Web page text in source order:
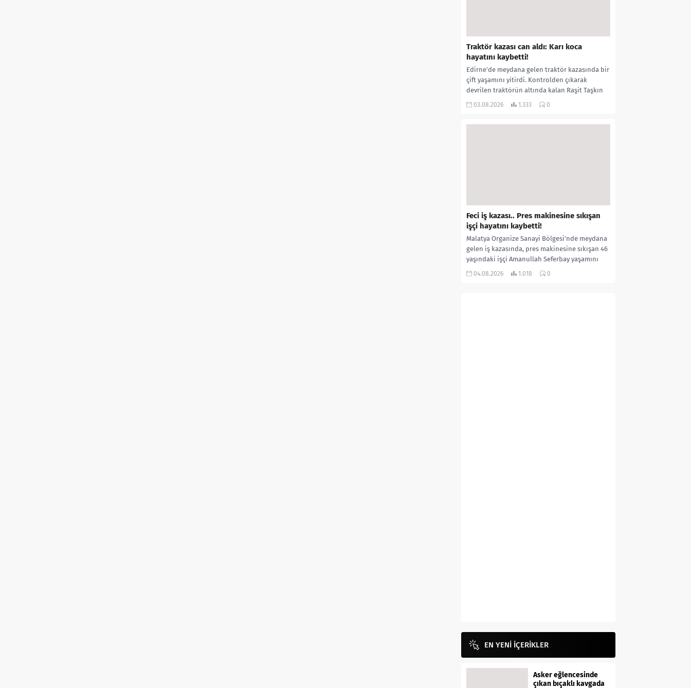
Traktör kazası can aldı: Karı koca
hayatını kaybetti!
Edirne’de meydana gelen traktör kazasında bir
çift yaşamını yitirdi. Kontrolden çıkarak
devrilen traktörün altında kalan Raşit Taşkın
ile eşi Fatma...
03.08.2026 1.333 0
Feci iş kazası.. Pres makinesine sıkışan
işçi hayatını kaybetti!
Malatya Organize Sanayi Bölgesi’nde meydana
gelen iş kazasında, pres makinesine sıkışan 46
yaşındaki işçi Amanullah Seferbay yaşamını
yitirdi. Olayla ilgili...
04.08.2026 1.018 0
EN YENİ İÇERİKLER
Asker eğlencesinde
çıkan bıçaklı kavgada